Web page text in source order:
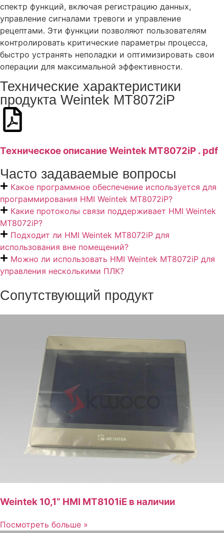
спектр функций, включая регистрацию данных,
управление сигналами тревоги и управление
рецептами. Эти функции позволяют пользователям
контролировать критические параметры процесса,
быстро устранять неполадки и оптимизировать свои
операции для максимальной эффективности.
Технические характеристики
продукта Weintek MT8072iP
Техническое описание Weintek MT8072iP . pdf
Часто задаваемые вопросы
Какое программное обеспечение используется для
программирования HMI Weintek MT8072iP?
Какие протоколы связи поддерживает HMI Weintek
MT8072iP?
Подходит ли HMI Weintek MT8072iP для
использования вне помещений?
Можно ли использовать HMI Weintek MT8072iP для
управления несколькими ПЛК?
Сопутствующий продукт
Weintek 10,1” HMI MT8101iE в наличии
Посмотреть больше »